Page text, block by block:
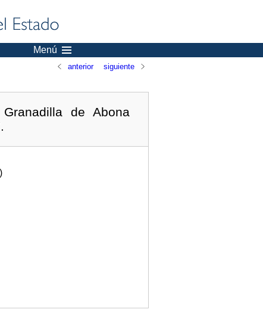
Menú
anterior siguiente
de Abona
)